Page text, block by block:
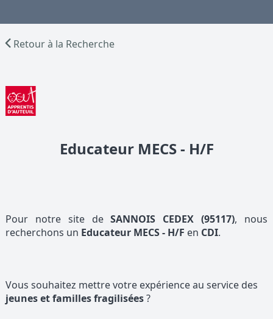
Retour à la Recherche
Educateur MECS - H/F
Pour notre site deSANNOIS CEDEX (95117), nous
recherchons un Educateur MECS - H/F en CDI.
Vous souhaitez mettre votre expérience au service des
jeunes et familles fragilisées?